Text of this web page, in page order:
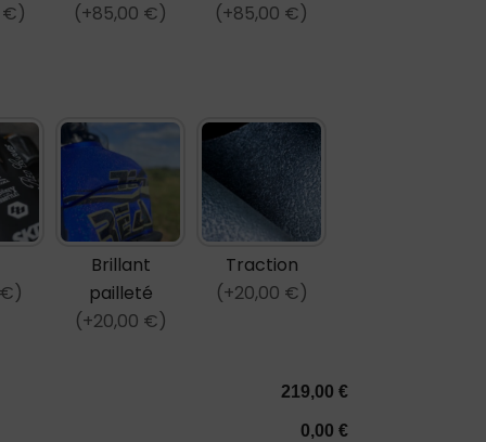
€)
(+85,00 €)
(+85,00 €)
€)
Brillant
pailleté
(+20,00 €)
Traction
(+20,00 €)
219,00 €
0,00 €